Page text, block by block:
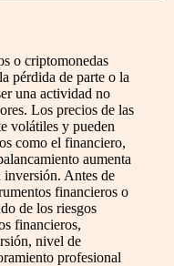
o criptomonedas
pérdida de parte o la
una actividad no
Los precios de las
volátiles y pueden
como el financiero,
aumenta
inversión. Antes de
financieros o
de los riesgos
financieros,
nivel de
profesional